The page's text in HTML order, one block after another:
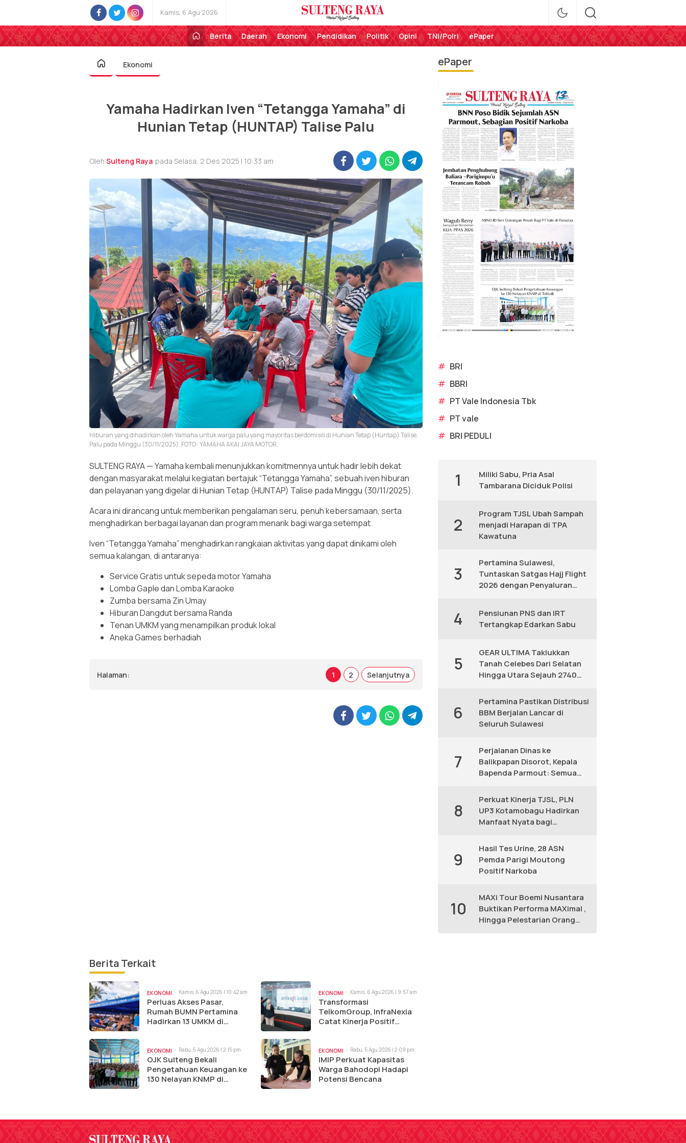
Kamis, 6 Agu 2026
Sulteng Raya
Perekat Rakyat Sulteng
Berita
Daerah Ekonomi Pendidikan Politik Opini TNI/Polri ePaper
Ekonomi
Yamaha Hadirkan Iven “Tetangga Yamaha” di
Hunian Tetap (HUNTAP) Talise Palu
Oleh Sulteng Raya pada Selasa, 2 Des 2025 | 10:33 am
Hiburan yang dihadirkan oleh Yamaha untuk warga palu yang mayoritas berdomisili di Hunian Tetap (Huntap) Talise,
Palu pada Minggu (30/11/2025). FOTO : YAMAHA AKAI JAYA MOTOR.
SULTENG RAYA — Yamaha kembali menunjukkan komitmennya untuk hadir lebih dekat
dengan masyarakat melalui kegiatan bertajuk “Tetangga Yamaha”, sebuah iven hiburan
dan pelayanan yang digelar di Hunian Tetap (HUNTAP) Talise pada Minggu (30/11/2025).
Acara ini dirancang untuk memberikan pengalaman seru, penuh kebersamaan, serta
menghadirkan berbagai layanan dan program menarik bagi warga setempat.
Iven “Tetangga Yamaha” menghadirkan rangkaian aktivitas yang dapat dinikami oleh
semua kalangan, di antaranya:
Service Gratis untuk sepeda motor Yamaha
Lomba Gaple dan Lomba Karaoke
Zumba bersama Zin Umay
Hiburan Dangdut bersama Randa
Tenan UMKM yang menampilkan produk lokal
Aneka Games berhadiah
Halaman: 1 2 Selanjutnya
Berita Terkait
EKONOMI Kamis, 6 Agu 2026 | 10:42 am
Perluas Akses Pasar,
Rumah BUMN Pertamina
Hadirkan 13 UMKM di
EKONOMI Kamis, 6 Agu 2026 | 9:57 am
Transformasi
TelkomGroup, InfraNexia
Catat Kinerja Positif
EKONOMI Rabu, 5 Agu 2026 | 2:15 pm
OJK Sulteng Bekali
Pengetahuan Keuangan ke
130 Nelayan KNMP di
EKONOMI Rabu, 5 Agu 2026 | 2:09 pm
IMIP Perkuat Kapasitas
Warga Bahodopi Hadapi
Potensi Bencana
ePaper
# BRI
# BBRI
# PT Vale Indonesia Tbk
# PT vale
# BRI PEDULI
1
Miliki Sabu, Pria Asal
Tambarana Diciduk Polisi
2
Program TJSL Ubah Sampah
menjadi Harapan di TPA
Kawatuna
3
Pertamina Sulawesi,
Tuntaskan Satgas Hajj Flight
2026 dengan Penyaluran
4
Pensiunan PNS dan IRT
Tertangkap Edarkan Sabu
5
GEAR ULTIMA Taklukkan
Tanah Celebes Dari Selatan
Hingga Utara Sejauh 2740
6
Pertamina Pastikan Distribusi
BBM Berjalan Lancar di
Seluruh Sulawesi
7
Perjalanan Dinas ke
Balikpapan Disorot, Kepala
Bapenda Parmout: Semua
8
Perkuat Kinerja TJSL, PLN
UP3 Kotamobagu Hadirkan
Manfaat Nyata bagi
9
Hasil Tes Urine, 28 ASN
Pemda Parigi Moutong
Positif Narkoba
10
MAXi Tour Boemi Nusantara
Buktikan Performa MAXimal ,
Hingga Pelestarian Orang